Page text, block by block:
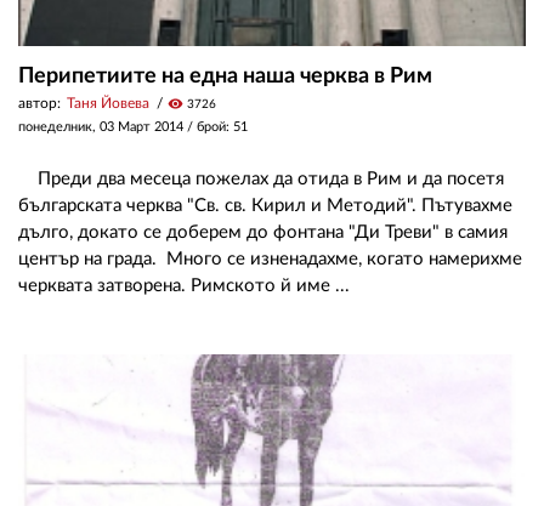
Перипетиите на една наша черква в Рим
автор: Таня Йовева visibility 3726
понеделник, 03 Март 2014 / брой: 51
Преди два месеца пожелах да отида в Рим и да посетя
българската черква "Св. св. Кирил и Методий". Пътувахме
дълго, докато се доберем до фонтана "Ди Треви" в самия
център на града. Много се изненадахме, когато намерихме
черквата затворена. Римското й име ...